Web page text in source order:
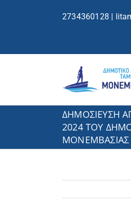
2734360128 |
ΔΗΜΟΣΙΕΥΣΗ
2024 ΤΟΥ
ΜΟΝΕΜΒΑΣΙΑΣ